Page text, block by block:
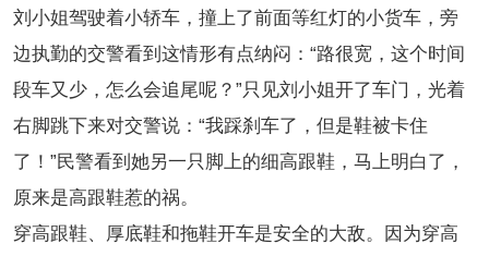
刘小姐驾驶着小轿车，撞上了前面等红灯的小货车，旁
边执勤的交警看到这情形有点纳闷：“路很宽，这个时间
段车又少，怎么会追尾呢？”只见刘小姐开了车门，光着
右脚跳下来对交警说：“我踩刹车了，但是鞋被卡住
了！”民警看到她另一只脚上的细高跟鞋，马上明白了，
原来是高跟鞋惹的祸。
穿高跟鞋、厚底鞋和拖鞋开车是安全的大敌。因为穿高